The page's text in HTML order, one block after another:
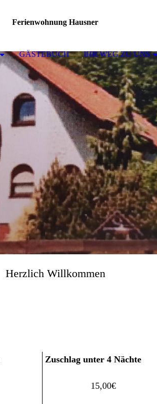
Ferienwohnung Hausner
GÄSTEBUCH IHR WEG ZU UNS
Herzlich Willkommen
Zuschlag unter 4 Nächte
15,00€